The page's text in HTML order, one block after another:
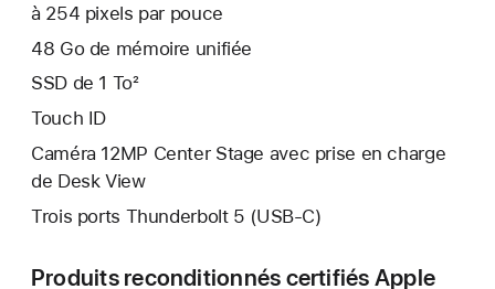
à 254 pixels par pouce
48 Go de mémoire unifiée
SSD de 1 To²
Touch ID
Caméra 12MP Center Stage avec prise en charge
de Desk View
Trois ports Thunderbolt 5 (USB‑C)
Produits reconditionnés certifiés Apple